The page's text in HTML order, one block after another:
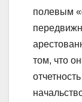
полевым
том, что